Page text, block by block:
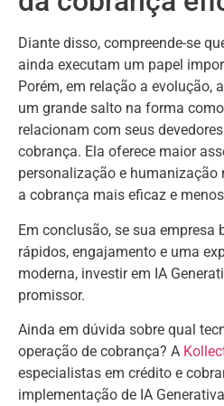
Diante disso, compreende-se
ainda executam um papel
Porém, em relação a evolução,
um grande salto na forma
relacionam com seus
cobrança. Ela oferece maior
personalização e
a cobrança mais eficaz e
Em conclusão, se sua empresa
rápidos, engajamento e uma
moderna, investir em IA
promissor.
Ainda em dúvida sobre qual
operação de cobrança? A
especialistas em crédito e
implementação de IA